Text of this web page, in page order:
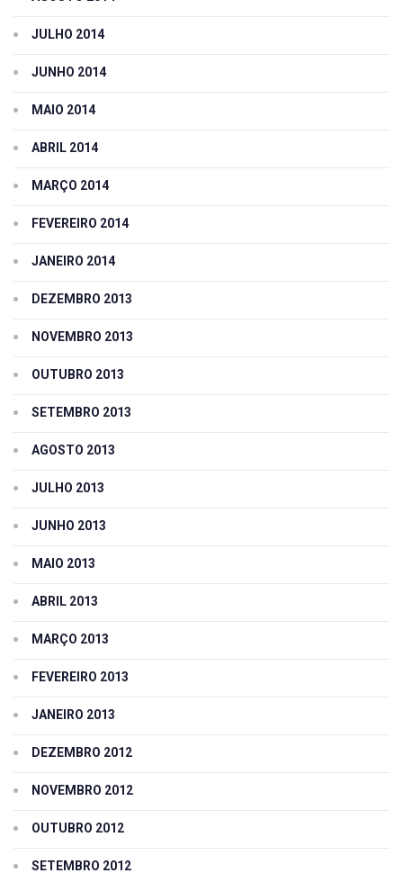
JULHO 2014
JUNHO 2014
MAIO 2014
ABRIL 2014
MARÇO 2014
FEVEREIRO 2014
JANEIRO 2014
DEZEMBRO 2013
NOVEMBRO 2013
OUTUBRO 2013
SETEMBRO 2013
AGOSTO 2013
JULHO 2013
JUNHO 2013
MAIO 2013
ABRIL 2013
MARÇO 2013
FEVEREIRO 2013
JANEIRO 2013
DEZEMBRO 2012
NOVEMBRO 2012
OUTUBRO 2012
SETEMBRO 2012